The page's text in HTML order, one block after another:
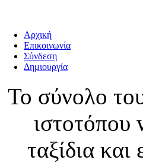
Αρχική
Επικοινωνία
Σύνδεση
Δημιουργία
Το σύνολο
ταξίδια